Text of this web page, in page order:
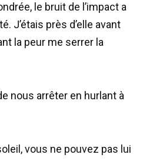
le bruit de l’impact a
J’étais près d’elle avant
la peur me serrer la
nous arrêter en hurlant à
vous ne pouvez pas lui